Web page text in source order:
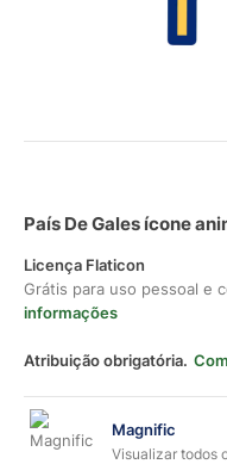
País De Gales ícone
Licença Flaticon
Grátis para uso pessoal e
informações
Atribuição obrigatória.
Magnific
Visualizar todos